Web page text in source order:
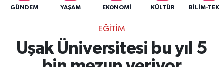
GÜNDEM YAŞAM EKONOMI KÜLTÜR
EĞITIM
Uşak Üniversitesi bu yıl 5
Son Dakika Haberleri